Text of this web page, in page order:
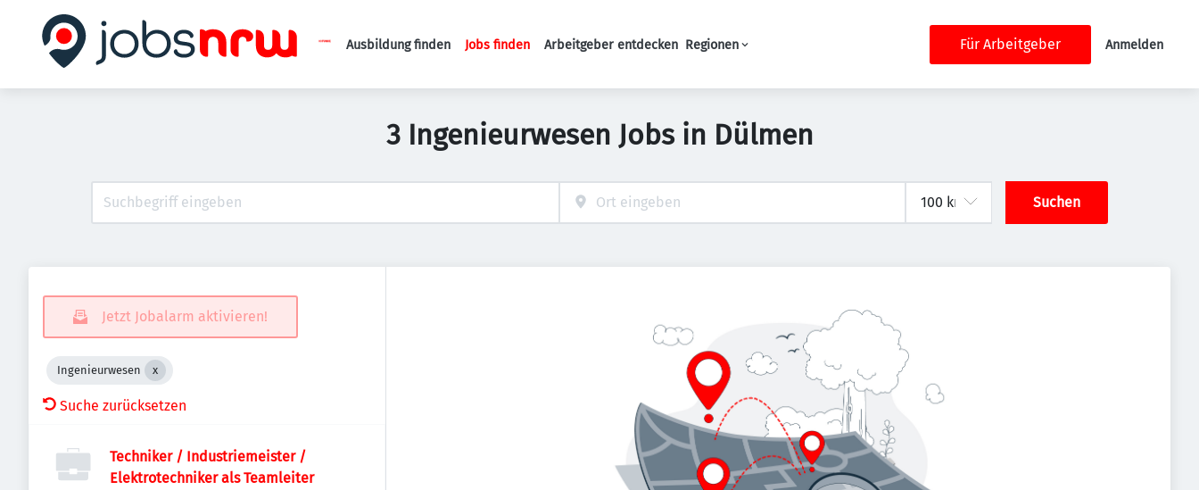
Haupt-Navigation
Ausbildung finden Jobs finden Arbeitgeber entdecken Regionen Für Arbeitgeber Anmelden
3 Ingenieurwesen Jobs in Dülmen
Suchen
Jetzt Jobalarm aktivieren!
Ingenieurwesen
Suche zurücksetzen
Techniker / Industriemeister /
Elektrotechniker als Teamleiter